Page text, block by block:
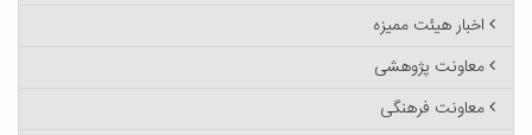
اخبار هیئت ممیزه
معاونت پژوهشی
معاونت فرهنگی